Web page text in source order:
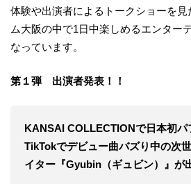
体験や出演者によるトークショーを
ム大阪の中で1日中楽しめるエンター
なっています。
第１弾 出演者発表！！
KANSAI COLLECTIONで日本初パ
TikTokでデビュー曲バズり中の次
イター『Gyubin（ギュビン）』が